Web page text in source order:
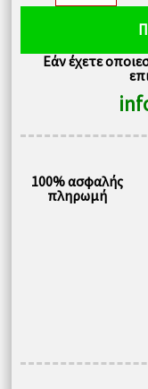
V900-Εάν έχετε
100% ασφαλής
πληρωμή